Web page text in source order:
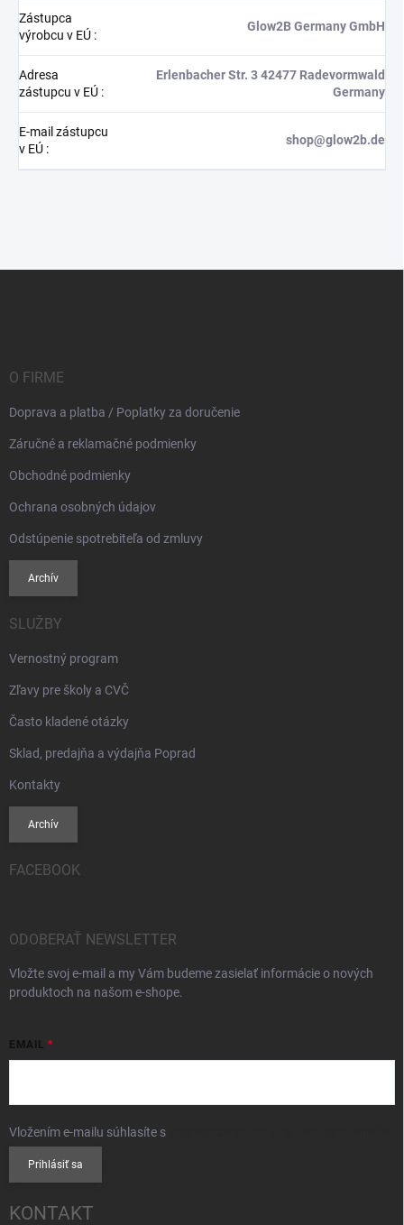
Zástupca
výrobcu v EÚ :
Glow2B Germany GmbH
Adresa
zástupcu v EÚ :
Erlenbacher Str. 3 42477 Radevormwald
Germany
E-mail zástupcu
v EÚ :
shop@glow2b.de
O FIRME
Doprava a platba / Poplatky za doručenie
Záručné a reklamačné podmienky
Obchodné podmienky
Ochrana osobných údajov
Odstúpenie spotrebiteľa od zmluvy
Archív
SLUŽBY
Vernostný program
Zľavy pre školy a CVČ
Často kladené otázky
Sklad, predajňa a výdajňa Poprad
Kontakty
Archív
FACEBOOK
ODOBERAŤ NEWSLETTER
Vložte svoj e-mail a my Vám budeme zasielať informácie o nových
produktoch na našom e-shope.
EMAIL
Vložením e-mailu súhlasíte s
Prihlásiť sa
KONTAKT